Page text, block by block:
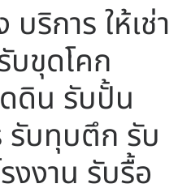
ริการ ให้เช่า
บขุดโคก
ดิน รับปั้น
รับทุบตึก รับ
งงาน รับรื้อ